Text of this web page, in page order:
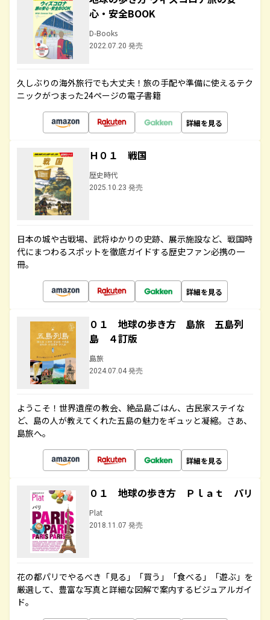
心・安全BOOK
D-Books
2022.07.20 発売
久しぶりの海外旅行でも大丈夫！旅の手配や準備に使えるテク
ニックがつまった24ページの電子書籍
詳細を見る
Ｈ０１ 戦国
歴史時代
2025.10.23 発売
日本の城や古戦場、武将ゆかりの史跡、展示施設など、戦国時
代にまつわるスポットを徹底ガイドする歴史ファン必携の一
冊。
詳細を見る
０１ 地球の歩き方 島旅 五島列
島 ４訂版
島旅
2024.07.04 発売
ようこそ！世界遺産の教会、絶品島ごはん、古民家ステイな
ど、島の人が教えてくれた五島の魅力をギュッと凝縮。さあ、
島旅へ。
詳細を見る
０１ 地球の歩き方 Ｐｌａｔ パリ
Plat
2018.11.07 発売
花の都パリでやるべき「見る」「買う」「食べる」「遊ぶ」を
厳選して、豊富な写真と詳細な図解で案内するビジュアルガイ
ド。